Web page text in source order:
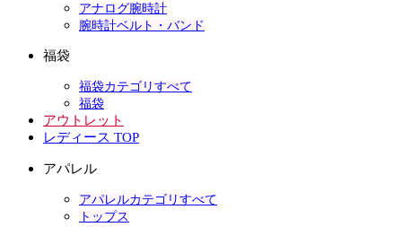
アナログ腕時計
腕時計ベルト・バンド
福袋
福袋カテゴリすべて
福袋
アウトレット
レディース TOP
アパレル
アパレルカテゴリすべて
トップス